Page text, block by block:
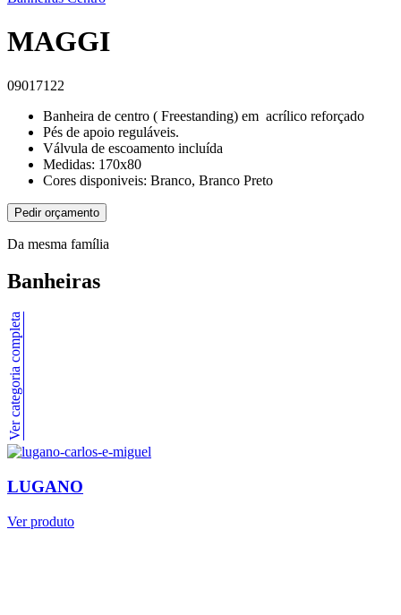
MAGGI
09017122
Banheira de centro ( Freestanding) em acrílico reforçado
Pés de apoio reguláveis.
Válvula de escoamento incluída
Medidas: 170x80
Cores disponiveis: Branco, Branco Preto
Pedir orçamento
Da mesma família
Banheiras
Ver categoria completa
LUGANO
Ver produto